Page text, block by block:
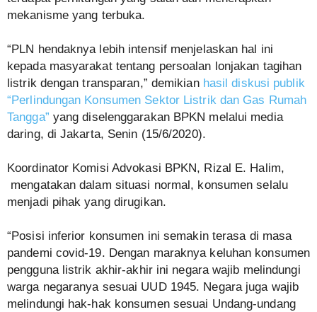
mekanisme yang terbuka.
“PLN hendaknya lebih intensif menjelaskan hal ini
kepada masyarakat tentang persoalan lonjakan tagihan
listrik dengan transparan,” demikian hasil diskusi publik
“Perlindungan Konsumen Sektor Listrik dan Gas Rumah
Tangga” yang diselenggarakan BPKN melalui media
daring, di Jakarta, Senin (15/6/2020).
Koordinator Komisi Advokasi BPKN, Rizal E. Halim,
mengatakan dalam situasi normal, konsumen selalu
menjadi pihak yang dirugikan.
“Posisi inferior konsumen ini semakin terasa di masa
pandemi covid-19. Dengan maraknya keluhan konsumen
pengguna listrik akhir-akhir ini negara wajib melindungi
warga negaranya sesuai UUD 1945. Negara juga wajib
melindungi hak-hak konsumen sesuai Undang-undang